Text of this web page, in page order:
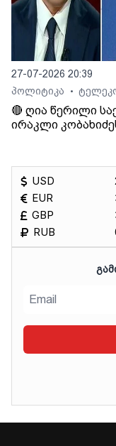
27-07-2026 20:39
პოლიტიკა
•
🔴 ღია წერილი
ირაკლი
USD
EUR
GBP
RUB